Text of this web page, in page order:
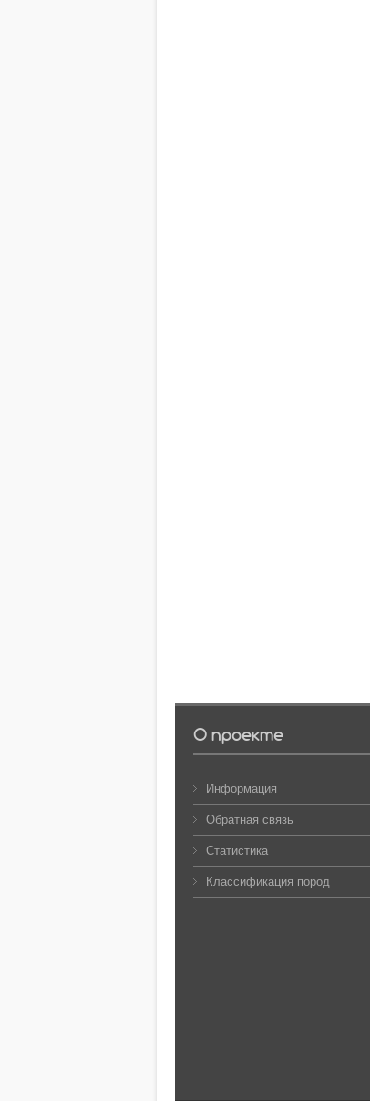
О проекте
Информация
Обратная связь
Статистика
Классификация пород